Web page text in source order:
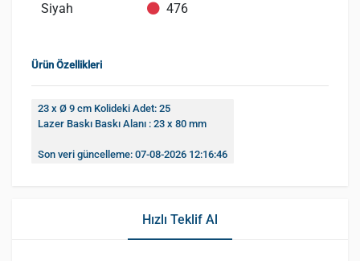
Siyah 476
Ürün Özellikleri
23 x Ø 9 cm Kolideki Adet: 25
Lazer Baskı Baskı Alanı : 23 x 80 mm
Son veri güncelleme: 07-08-2026 12:16:46
Hızlı Teklif Al